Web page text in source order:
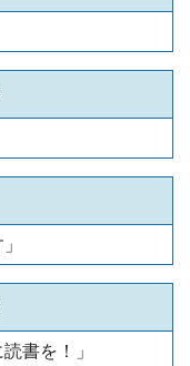
書を！」